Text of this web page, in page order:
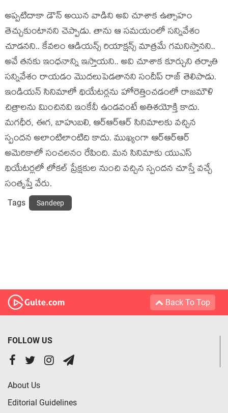
అప్ప‌టిదాకా డౌన్ అయిన వాడిని అవి చూశాక ఉత్సాహం
తెచ్చుకుంటాన‌ని చెప్పాడు. తాను ఆ స‌మ‌యంలో స‌న్నివేశం
చూడ‌న‌ని.. కేవ‌లం ఆడియ‌న్స్ రియాక్ష‌న్స్ మాత్ర‌మే గ‌మ‌నిస్తాన‌ని..
అవే త‌న‌కు ఇంధ‌నాన్ని ఇస్తాయ‌ని.. అవి చూశాక కూర్చుని త‌ర్వాతి
స‌న్నివేశం రాయ‌డం మొద‌లుపెడ‌తాన‌ని సందీప్ రాజ్ తెలిపాడు.
ఇండియ‌న్ సినిమాలో థియేట‌ర్లను హోరెత్తించ‌డంలో రాజ‌మౌళి
చిత్రాల‌ను మించిన‌వి ఇంకేవీ ఉండ‌వంటే అతిశ‌యోక్తి కాదు.
మ‌గధీర‌, ఈగ‌, బాహుబ‌లి, ఆర్ఆర్ఆర్ సినిమాల‌కు వ‌చ్చిన
స్పంద‌న అలాంటిలాంటిది కాదు. ముఖ్యంగా ఆర్ఆర్ఆర్
అమెరికాలో సంచ‌ల‌నం రేపింది. మ‌న సినిమాకు యుఎస్
థియేట‌ర్ల‌లో లోక‌ల్ ప్రేక్ష‌కుల నుంచి వ‌చ్చిన స్పంద‌న చూస్తే వ‌చ్చే
సంతృప్తే వేరు.
Tags Sandeep
Back To Top
FOLLOW US
About Us
Editorial Guidelines